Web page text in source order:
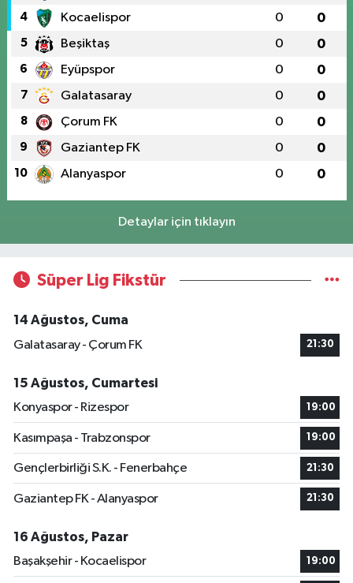
4 Kocaelispor 0 0
5 Beşiktaş 0 0
6 Eyüpspor 0 0
7 Galatasaray 0 0
8 Çorum FK 0 0
9 Gaziantep FK 0 0
10 Alanyaspor 0 0
Detaylar için tıklayın
Süper Lig Fikstür
14 Ağustos, Cuma
Galatasaray - Çorum FK
21:30
15 Ağustos, Cumartesi
Konyaspor - Rizespor
19:00
Kasımpaşa - Trabzonspor 19:00
Gençlerbirliği S.K. - Fenerbahçe 21:30
Gaziantep FK - Alanyaspor 21:30
16 Ağustos, Pazar
Başakşehir - Kocaelispor
19:00